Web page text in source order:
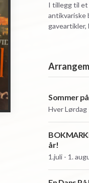
I tillegg til et
antikvariske
Sommer
HverLørdag
år!
1.juli - 1.